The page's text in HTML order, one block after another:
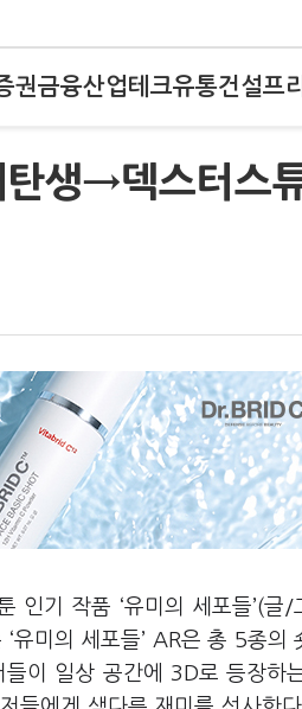
권금융산업테크유통건설프
탄생→덱스터스
인기 작품 ‘유미의 세포들’(글/
유미의 세포들’ AR은 총 5종의
들이 일상 공간에 3D로 등장하